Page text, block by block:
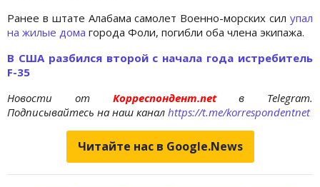
Ранее в штате Алабама самолет Военно-морских сил упал
на жилые дома города Фоли, погибли оба члена экипажа.
В США разбился второй с начала года истребитель
F-35
Новости отКорреспондент.netв Telegram.
Подписывайтесь на наш канал https://t.me/korrespondentnet
Читайте нас в Google.News